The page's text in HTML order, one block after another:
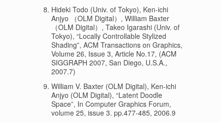
Hideki Todo (Univ. of Tokyo), Ken-ichi
Anjyo （OLM Digital）, William Baxter
（OLM Digital）, Takeo Igarashi (Univ. of
Tokyo), “Locally Controllable Stylized
Shading”, ACM Transactions on Graphics,
Volume 26, Issue 3, Article No.17, (ACM
SIGGRAPH 2007, San Diego, U.S.A.,
2007.7)
William V. Baxter (OLM Digital), Ken-ichi
Anjyo (OLM Digital), “Latent Doodle
Space”, In Computer Graphics Forum,
volume 25, issue 3. pp.477-485, 2006.9